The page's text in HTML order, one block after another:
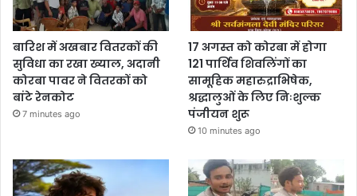
बारिश में अखबार वितरकों की
सुविधा का रखा ख्याल, अदानी
कोरबा पावर ने वितरकों को
बांटे रेनकोट
7 minutes ago
17 अगस्त को कोरबा में होगा
121 पार्थिव शिवलिंगों का
सामूहिक महारुद्राभिषेक,
श्रद्धालुओं के लिए निःशुल्क
पंजीयन शुरू
10 minutes ago